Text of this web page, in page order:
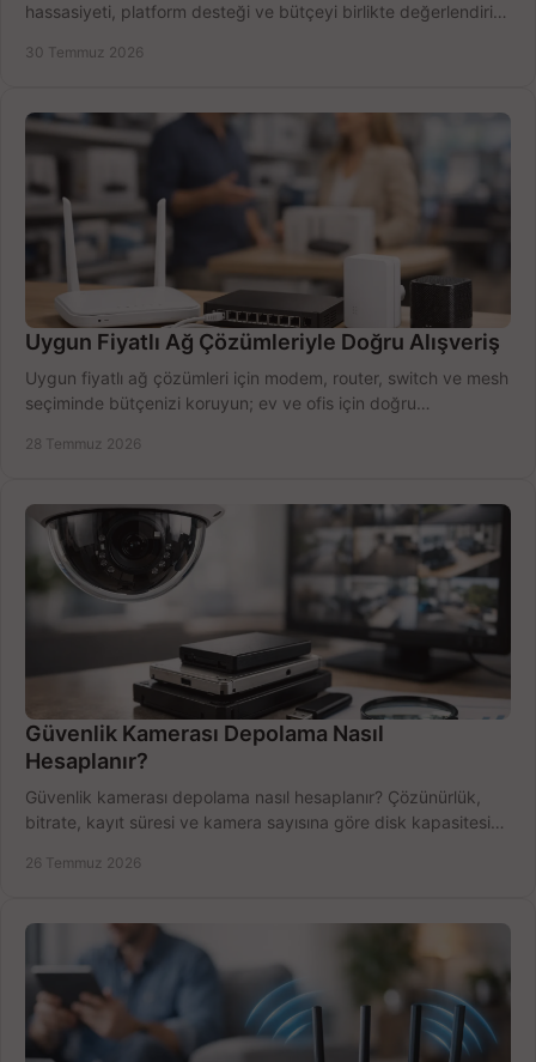
hassasiyeti, platform desteği ve bütçeyi birlikte değerlendirin;
30 Temmuz 2026
Uygun Fiyatlı Ağ Çözümleriyle Doğru Alışveriş
Uygun fiyatlı ağ çözümleri için modem, router, switch ve mesh
seçiminde bütçenizi koruyun; ev ve ofis için doğru
28 Temmuz 2026
Güvenlik Kamerası Depolama Nasıl
Hesaplanır?
Güvenlik kamerası depolama nasıl hesaplanır? Çözünürlük,
bitrate, kayıt süresi ve kamera sayısına göre disk kapasitesini
26 Temmuz 2026